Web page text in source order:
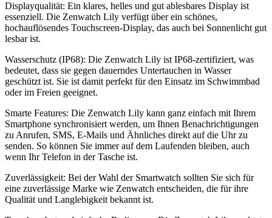
Displayqualität: Ein klares, helles und gut ablesbares Display ist
essenziell. Die Zenwatch Lily verfügt über ein schönes,
hochauflösendes Touchscreen-Display, das auch bei Sonnenlicht gut
lesbar ist.
Wasserschutz (IP68): Die Zenwatch Lily ist IP68-zertifiziert, was
bedeutet, dass sie gegen dauerndes Untertauchen in Wasser
geschützt ist. Sie ist damit perfekt für den Einsatz im Schwimmbad
oder im Freien geeignet.
Smarte Features: Die Zenwatch Lily kann ganz einfach mit Ihrem
Smartphone synchronisiert werden, um Ihnen Benachrichtigungen
zu Anrufen, SMS, E-Mails und Ähnliches direkt auf die Uhr zu
senden. So können Sie immer auf dem Laufenden bleiben, auch
wenn Ihr Telefon in der Tasche ist.
Zuverlässigkeit: Bei der Wahl der Smartwatch sollten Sie sich für
eine zuverlässige Marke wie Zenwatch entscheiden, die für ihre
Qualität und Langlebigkeit bekannt ist.